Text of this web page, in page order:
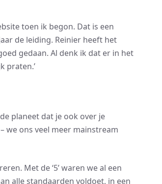
toen ik begon. Dat is een
de leiding. Reinier heeft het
gedaan. Al denk ik dat er in het
praten.’
planeet dat je ook over je
we ons veel meer mainstream
Met de ‘5’ waren we al een
alle standaarden voldoet, in een